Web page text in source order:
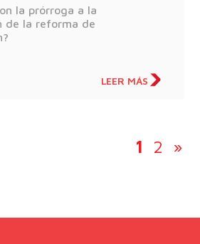
la prórroga a la
de la reforma de
LEER MÁS
1 2 »